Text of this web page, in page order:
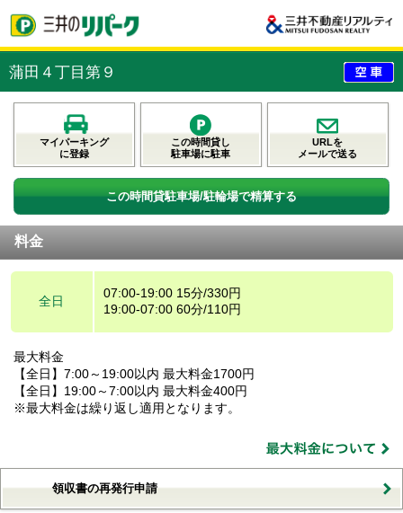
蒲田４丁目第９
マイパーキング
に登録
この時間貸し
駐車場に駐車
URLを
メールで送る
この時間貸駐車場/駐輪場で精算する
料金
全日
07:00-19:00 15分/330円
19:00-07:00 60分/110円
最大料金
【全日】7:00～19:00以内 最大料金1700円
【全日】19:00～7:00以内 最大料金400円
※最大料金は繰り返し適用となります。
領収書の再発行申請